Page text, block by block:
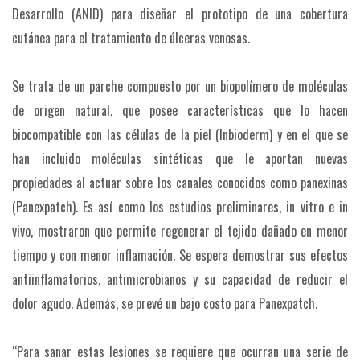
Desarrollo (ANID) para diseñar el prototipo de una cobertura
cutánea para el tratamiento de úlceras venosas.
Se trata de un parche compuesto por un biopolímero de moléculas
de origen natural, que posee características que lo hacen
biocompatible con las células de la piel (Inbioderm) y en el que se
han incluido moléculas sintéticas que le aportan nuevas
propiedades al actuar sobre los canales conocidos como panexinas
(Panexpatch). Es así como los estudios preliminares, in vitro e in
vivo, mostraron que permite regenerar el tejido dañado en menor
tiempo y con menor inflamación. Se espera demostrar sus efectos
antiinflamatorios, antimicrobianos y su capacidad de reducir el
dolor agudo. Además, se prevé un bajo costo para Panexpatch.
“Para sanar estas lesiones se requiere que ocurran una serie de